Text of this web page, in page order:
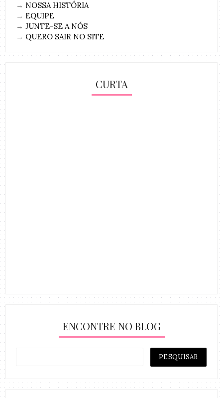
→ NOSSA HISTÓRIA
→ EQUIPE
→JUNTE-SE A NÓS
→ QUERO SAIR NO SITE
CURTA
ENCONTRE NO BLOG